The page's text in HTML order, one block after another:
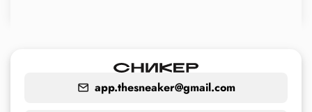
app.thesneaker@gmail.com